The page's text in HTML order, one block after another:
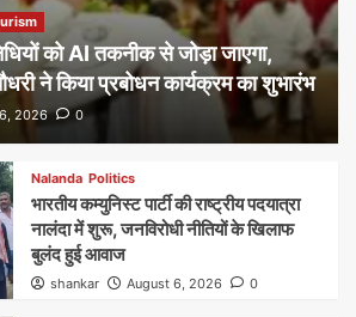
को AI तकनीक से जोड़ा जाएगा,
ने किया प्रबोधन कार्यक्रम का शुभारंभ
2026 0
Nalanda Politics
भारतीय कम्युनिस्ट पार्टी की राष्ट्रीय पदयात्रा
नालंदा में शुरू, जनविरोधी नीतियों के खिलाफ
बुलंद हुई आवाज
shankar August 6, 2026 0